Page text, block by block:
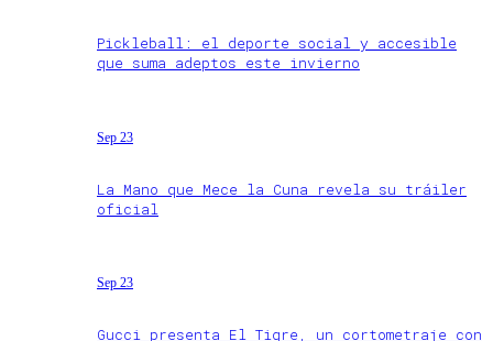
Pickleball: el deporte social y accesible
que suma adeptos este invierno
Sep 23
La Mano que Mece la Cuna revela su tráiler
oficial
Sep 23
Gucci presenta El Tigre, un cortometraje con